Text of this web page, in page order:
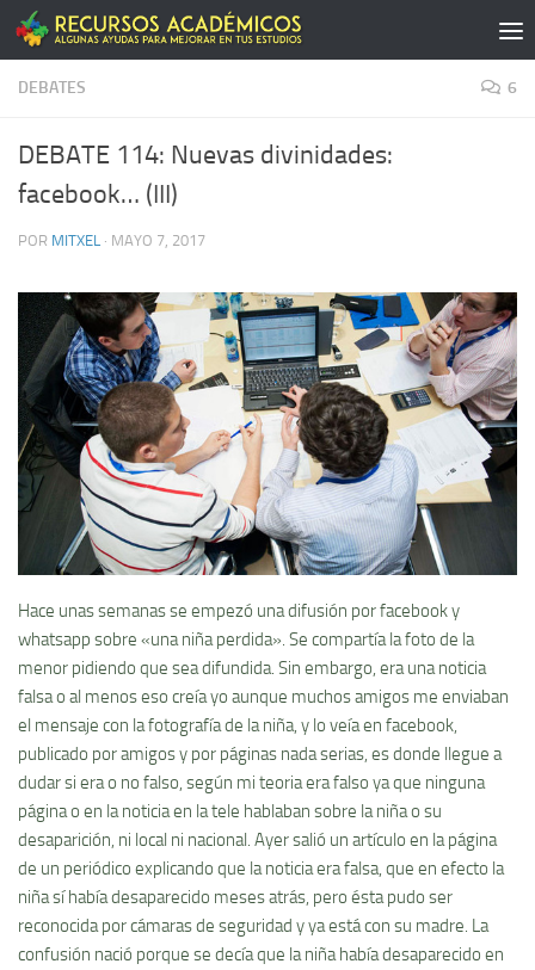
Saltar al contenido
DEBATES 6
DEBATE 114: Nuevas divinidades:
facebook… (III)
POR MITXEL · MAYO 7, 2017
Hace unas semanas se empezó una difusión por facebook y
whatsapp sobre «una niña perdida». Se compartí­a la foto de la
menor pidiendo que sea difundida. Sin embargo, era una noticia
falsa o al menos eso creí­a yo aunque muchos amigos me enviaban
el mensaje con la fotografí­a de la niña, y lo veí­a en facebook,
publicado por amigos y por páginas nada serias, es donde llegue a
dudar si era o no falso, según mi teoria era falso ya que ninguna
página o en la noticia en la tele hablaban sobre la niña o su
desaparición, ni local ni nacional. Ayer salió un artí­culo en la página
de un periódico explicando que la noticia era falsa, que en efecto la
niña sí­ habí­a desaparecido meses atrás, pero ésta pudo ser
reconocida por cámaras de seguridad y ya está con su madre. La
confusión nació porque se decí­a que la niña habí­a desaparecido en